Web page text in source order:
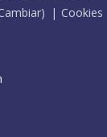
)
Cookies